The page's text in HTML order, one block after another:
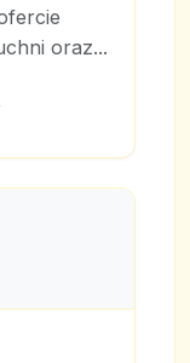
oraz...